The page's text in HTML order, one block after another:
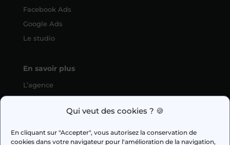
Qui veut des cookies ? 🍪
En cliquant sur "Accepter", vous autorisez la conservation de
cookies dans votre navigateur pour l'amélioration de la navigation,
Facebook Ads
Google Ads
Le studio
En savoir plus
L’agence